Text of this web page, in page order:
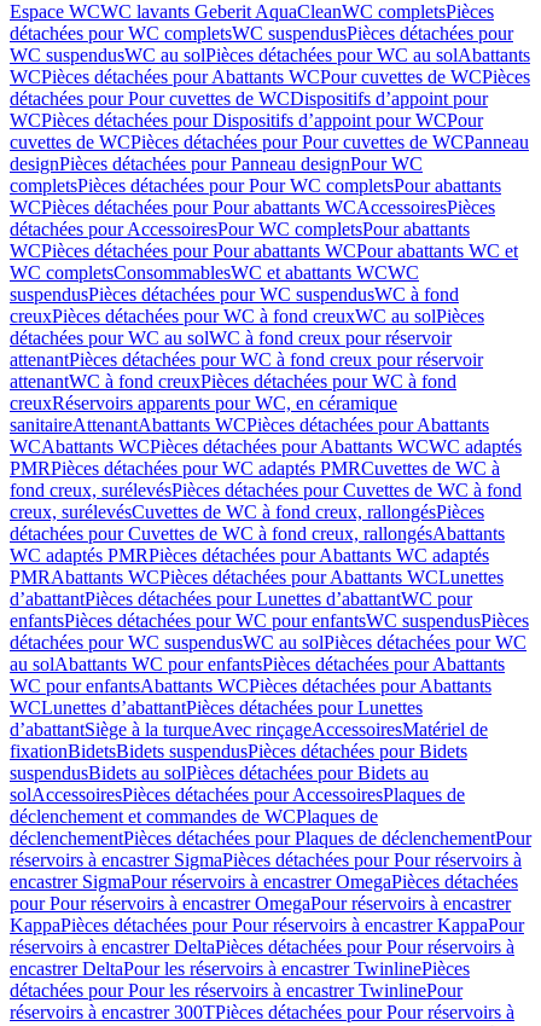
Espace WCWC lavants Geberit AquaCleanWC completsPièces
détachées pour WC completsWC suspendusPièces détachées pour
WC suspendusWC au solPièces détachées pour WC au solAbattants
WCPièces détachées pour Abattants WCPour cuvettes de WCPièces
détachées pour Pour cuvettes de WCDispositifs d’appoint pour
WCPièces détachées pour Dispositifs d’appoint pour WCPour
cuvettes de WCPièces détachées pour Pour cuvettes de WCPanneau
designPièces détachées pour Panneau designPour WC
completsPièces détachées pour Pour WC completsPour abattants
WCPièces détachées pour Pour abattants WCAccessoiresPièces
détachées pour AccessoiresPour WC completsPour abattants
WCPièces détachées pour Pour abattants WCPour abattants WC et
WC completsConsommablesWC et abattants WCWC
suspendusPièces détachées pour WC suspendusWC à fond
creuxPièces détachées pour WC à fond creuxWC au solPièces
détachées pour WC au solWC à fond creux pour réservoir
attenantPièces détachées pour WC à fond creux pour réservoir
attenantWC à fond creuxPièces détachées pour WC à fond
creuxRéservoirs apparents pour WC, en céramique
sanitaireAttenantAbattants WCPièces détachées pour Abattants
WCAbattants WCPièces détachées pour Abattants WCWC adaptés
PMRPièces détachées pour WC adaptés PMRCuvettes de WC à
fond creux, surélevésPièces détachées pour Cuvettes de WC à fond
creux, surélevésCuvettes de WC à fond creux, rallongésPièces
détachées pour Cuvettes de WC à fond creux, rallongésAbattants
WC adaptés PMRPièces détachées pour Abattants WC adaptés
PMRAbattants WCPièces détachées pour Abattants WCLunettes
d’abattantPièces détachées pour Lunettes d’abattantWC pour
enfantsPièces détachées pour WC pour enfantsWC suspendusPièces
détachées pour WC suspendusWC au solPièces détachées pour WC
au solAbattants WC pour enfantsPièces détachées pour Abattants
WC pour enfantsAbattants WCPièces détachées pour Abattants
WCLunettes d’abattantPièces détachées pour Lunettes
d’abattantSiège à la turqueAvec rinçageAccessoiresMatériel de
fixationBidetsBidets suspendusPièces détachées pour Bidets
suspendusBidets au solPièces détachées pour Bidets au
solAccessoiresPièces détachées pour AccessoiresPlaques de
déclenchement et commandes de WCPlaques de
déclenchementPièces détachées pour Plaques de déclenchementPour
réservoirs à encastrer SigmaPièces détachées pour Pour réservoirs à
encastrer SigmaPour réservoirs à encastrer OmegaPièces détachées
pour Pour réservoirs à encastrer OmegaPour réservoirs à encastrer
KappaPièces détachées pour Pour réservoirs à encastrer KappaPour
réservoirs à encastrer DeltaPièces détachées pour Pour réservoirs à
encastrer DeltaPour les réservoirs à encastrer TwinlinePièces
détachées pour Pour les réservoirs à encastrer TwinlinePour
réservoirs à encastrer 300TPièces détachées pour Pour réservoirs à